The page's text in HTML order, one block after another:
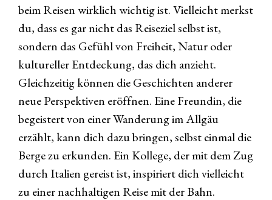
beim Reisen wirklich wichtig ist. Vielleicht merkst
du, dass es gar nicht das Reiseziel selbst ist,
sondern das Gefühl von Freiheit, Natur oder
kultureller Entdeckung, das dich anzieht.
Gleichzeitig können die Geschichten anderer
neue Perspektiven eröffnen. Eine Freundin, die
begeistert von einer Wanderung im Allgäu
erzählt, kann dich dazu bringen, selbst einmal die
Berge zu erkunden. Ein Kollege, der mit dem Zug
durch Italien gereist ist, inspiriert dich vielleicht
zu einer nachhaltigen Reise mit der Bahn.